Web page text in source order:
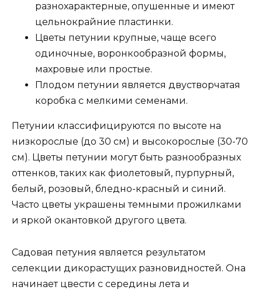
разнохарактерные, опушенные и имеют
цельнокрайние пластинки.
Цветы петунии крупные, чаще всего
одиночные, воронкообразной формы,
махровые или простые.
Плодом петунии является двустворчатая
коробка с мелкими семенами.
Петунии классифицируются по высоте на
низкорослые (до 30 см) и высокорослые (30-70
см). Цветы петунии могут быть разнообразных
оттенков, таких как фиолетовый, пурпурный,
белый, розовый, бледно-красный и синий.
Часто цветы украшены темными прожилками
и яркой окантовкой другого цвета.
Садовая петуния является результатом
селекции дикорастущих разновидностей. Она
начинает цвести с середины лета и